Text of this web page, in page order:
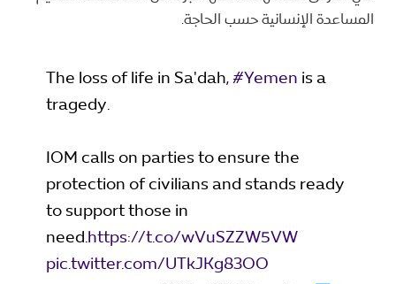
المساعدة الإنسانية حسب الحاجة.
The loss of life in Sa'dah,#Yemen is a
tragedy.
IOM calls on parties to ensure the
protection of civilians and stands ready
to support those in
need.https://t.co/wVuSZZW5VW
pic.twitter.com/UTkJKg83OO